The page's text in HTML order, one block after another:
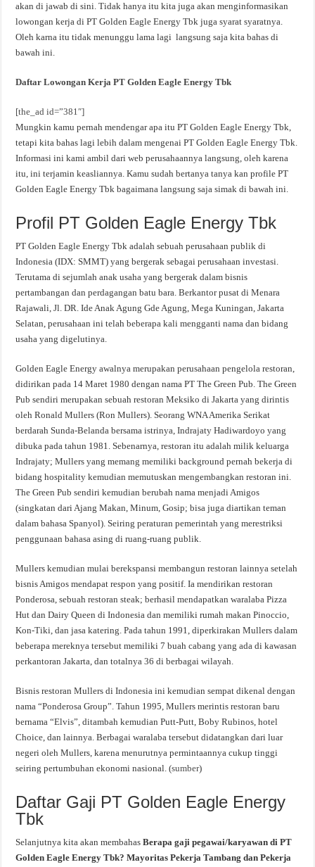
akan di jawab di sini. Tidak hanya itu kita juga akan menginformasikan
lowongan kerja di PT Golden Eagle Energy Tbk juga syarat syaratnya.
Oleh karna itu tidak menunggu lama lagi langsung saja kita bahas di
bawah ini.
Daftar Lowongan Kerja PT Golden Eagle Energy Tbk
[the_ad id=”381″]
Mungkin kamu pernah mendengar apa itu PT Golden Eagle Energy Tbk,
tetapi kita bahas lagi lebih dalam mengenai PT Golden Eagle Energy Tbk.
Informasi ini kami ambil dari web perusahaannya langsung, oleh karena
itu, ini terjamin keasliannya. Kamu sudah bertanya tanya kan profile PT
Golden Eagle Energy Tbk bagaimana langsung saja simak di bawah ini.
Profil PT Golden Eagle Energy Tbk
PT Golden Eagle Energy Tbk adalah sebuah perusahaan publik di
Indonesia (IDX: SMMT) yang bergerak sebagai perusahaan investasi.
Terutama di sejumlah anak usaha yang bergerak dalam bisnis
pertambangan dan perdagangan batu bara. Berkantor pusat di Menara
Rajawali, Jl. DR. Ide Anak Agung Gde Agung, Mega Kuningan, Jakarta
Selatan, perusahaan ini telah beberapa kali mengganti nama dan bidang
usaha yang digelutinya.
Golden Eagle Energy awalnya merupakan perusahaan pengelola restoran,
didirikan pada 14 Maret 1980 dengan nama PT The Green Pub. The Green
Pub sendiri merupakan sebuah restoran Meksiko di Jakarta yang dirintis
oleh Ronald Mullers (Ron Mullers). Seorang WNA Amerika Serikat
berdarah Sunda-Belanda bersama istrinya, Indrajaty Hadiwardoyo yang
dibuka pada tahun 1981. Sebenarnya, restoran itu adalah milik keluarga
Indrajaty; Mullers yang memang memiliki background pernah bekerja di
bidang hospitality kemudian memutuskan mengembangkan restoran ini.
The Green Pub sendiri kemudian berubah nama menjadi Amigos
(singkatan dari Ajang Makan, Minum, Gosip; bisa juga diartikan teman
dalam bahasa Spanyol). Seiring peraturan pemerintah yang merestriksi
penggunaan bahasa asing di ruang-ruang publik.
Mullers kemudian mulai berekspansi membangun restoran lainnya setelah
bisnis Amigos mendapat respon yang positif. Ia mendirikan restoran
Ponderosa, sebuah restoran steak; berhasil mendapatkan waralaba Pizza
Hut dan Dairy Queen di Indonesia dan memiliki rumah makan Pinoccio,
Kon-Tiki, dan jasa katering. Pada tahun 1991, diperkirakan Mullers dalam
beberapa mereknya tersebut memiliki 7 buah cabang yang ada di kawasan
perkantoran Jakarta, dan totalnya 36 di berbagai wilayah.
Bisnis restoran Mullers di Indonesia ini kemudian sempat dikenal dengan
nama “Ponderosa Group”. Tahun 1995, Mullers merintis restoran baru
bernama “Elvis”, ditambah kemudian Putt-Putt, Boby Rubinos, hotel
Choice, dan lainnya. Berbagai waralaba tersebut didatangkan dari luar
negeri oleh Mullers, karena menurutnya permintaannya cukup tinggi
seiring pertumbuhan ekonomi nasional. (sumber)
Daftar Gaji PT Golden Eagle Energy
Tbk
Selanjutnya kita akan membahasBerapa gaji pegawai/karyawan di PT
Golden Eagle Energy Tbk? Mayoritas Pekerja Tambang dan Pekerja